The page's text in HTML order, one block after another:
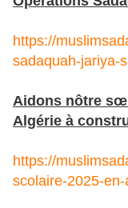
https://
sadaquah-jariya-
Aidons nôtre
Algérie à
https://
scolaire-2025-en-